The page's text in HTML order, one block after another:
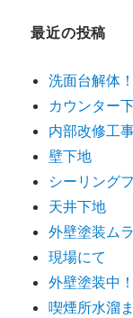
最近の投稿
洗面台解体！
カウンター
内部改修工
壁下地
シーリング
天井下地
外壁塗装ム
現場にて
外壁塗装中！
喫煙所水溜